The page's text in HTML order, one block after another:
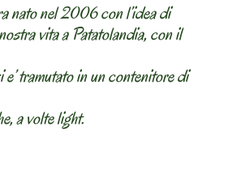
nato nel 2006 con l’idea di
vita a Patatolandia, con il
tramutato in un contenitore di
a volte light.